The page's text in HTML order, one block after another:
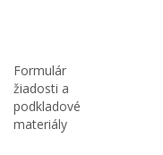
Formulár
žiadosti a
podkladové
materiály